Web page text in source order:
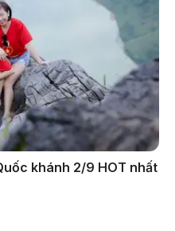
khánh 2/9 HOT nhất